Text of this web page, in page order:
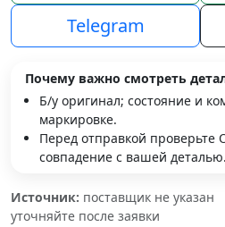
Telegram
Почему важно смотреть
Б/у оригинал; состояние и
маркировке.
Перед отправкой проверьте
совпадение с вашей деталью.
Источник: поставщик не указан
уточняйте после заявки